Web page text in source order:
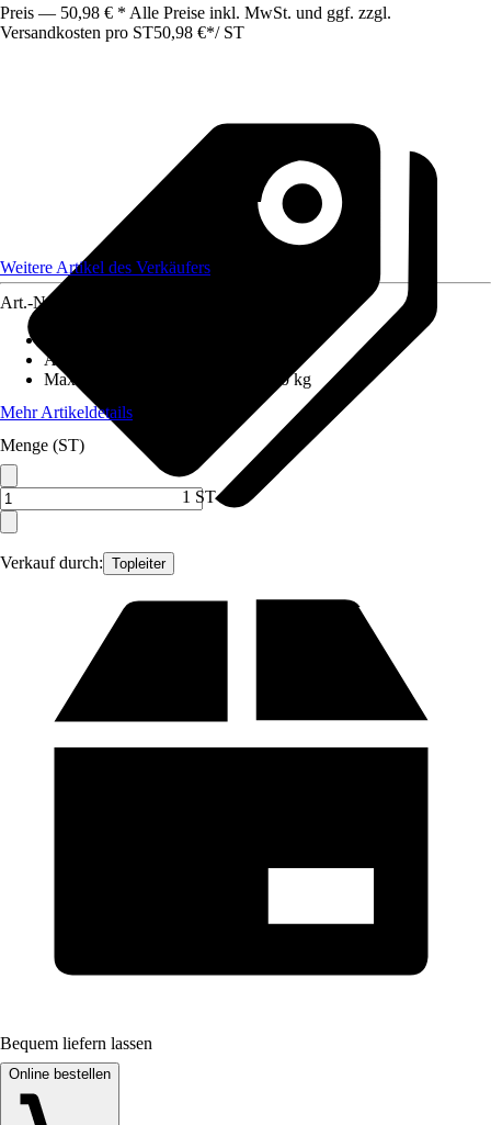
Preis — 50,98 € * Alle Preise inkl. MwSt. und ggf. zzgl.
Versandkosten pro ST50,98 €*/ ST
Verkauf durch: Topleiter
Weitere Artikel des Verkäufers
Art.-Nr.
Arbeitshöhe
Maximales Belastungsgewicht
150 kg
Mehr Artikeldetails
Menge (ST)
1 ST
Bequem liefern lassen
Online bestellen